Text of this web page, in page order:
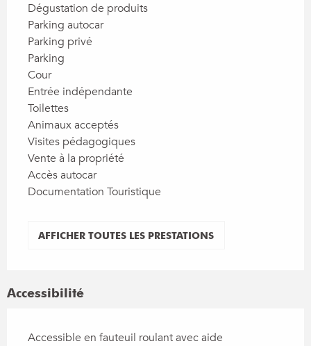
Dégustation de produits
Parking autocar
Parking privé
Parking
Cour
Entrée indépendante
Toilettes
Animaux acceptés
Visites pédagogiques
Vente à la propriété
Accès autocar
Documentation Touristique
AFFICHER TOUTES LES PRESTATIONS
Accessibilité
Accessible en fauteuil roulant avec aide